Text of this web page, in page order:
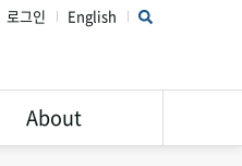
로그인 English
About